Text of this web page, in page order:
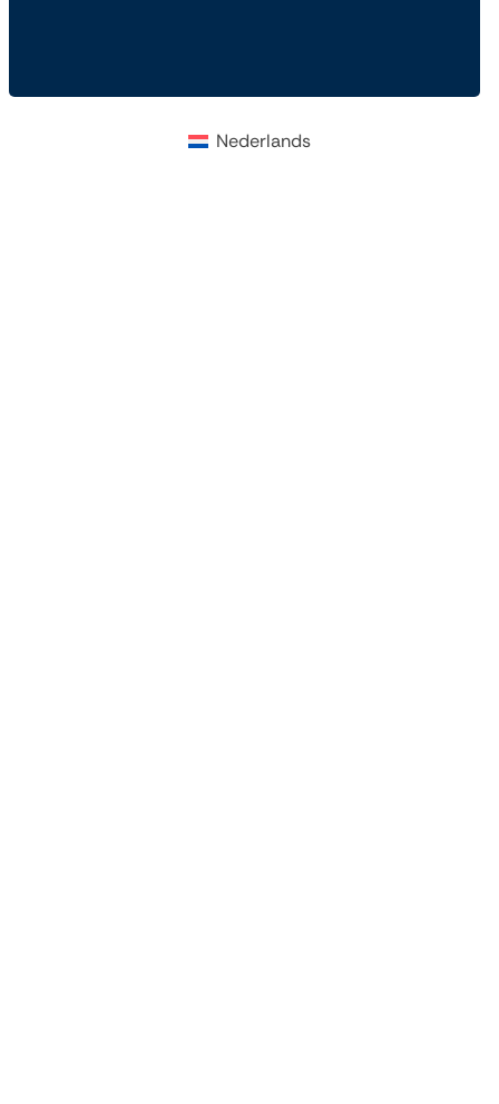
Nederlands